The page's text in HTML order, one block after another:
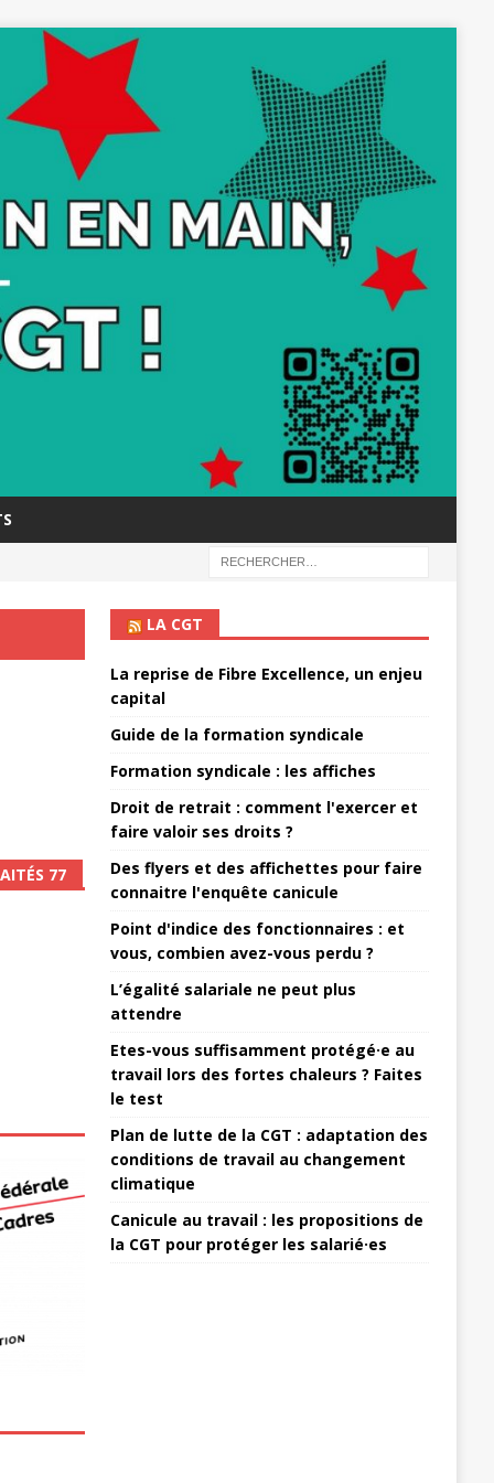
77
LA CGT
La reprise de Fibre Excellence, un enjeu
capital
Guide de la formation syndicale
Formation syndicale : les affiches
Droit de retrait : comment l'exercer et
faire valoir ses droits ?
Des flyers et des affichettes pour faire
connaitre l'enquête canicule
Point d'indice des fonctionnaires : et
vous, combien avez-vous perdu ?
L’égalité salariale ne peut plus
attendre
Etes-vous suffisamment protégé·e au
travail lors des fortes chaleurs ? Faites
le test
Plan de lutte de la CGT : adaptation des
conditions de travail au changement
climatique
Canicule au travail : les propositions de
la CGT pour protéger les salarié·es